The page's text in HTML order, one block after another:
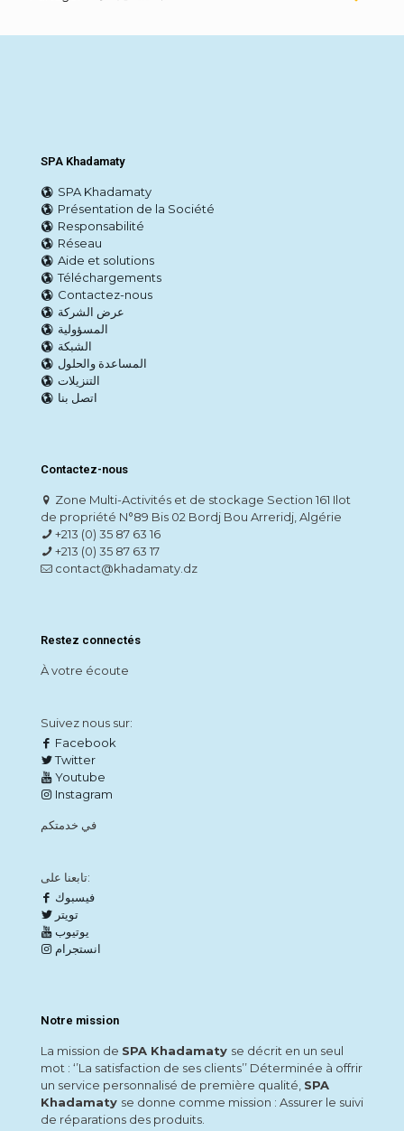
SPA Khadamaty
SPA Khadamaty
Présentation de la Société
Responsabilité
Réseau
Aide et solutions
Téléchargements
Contactez-nous
عرض الشركة
المسؤولية
الشبكة
المساعدة والحلول
التنزيلات
اتصل بنا
Contactez-nous
Zone Multi-Activités et de stockage Section 161 Ilot
de propriété N°89 Bis 02 Bordj Bou Arreridj, Algérie
+213 (0) 35 87 63 16
+213 (0) 35 87 63 17
contact@khadamaty.dz
Restez connectés
À votre écoute
Suivez nous sur:
Facebook
Twitter
Youtube
Instagram
في خدمتكم
تابعنا على:
فيسبوك
تويتر
يوتيوب
انستجرام
Notre mission
La mission de SPA Khadamaty se décrit en un seul
mot : ‘’La satisfaction de ses clients’’ Déterminée à offrir
un service personnalisé de première qualité, SPA
Khadamaty se donne comme mission : Assurer le suivi
de réparations des produits.